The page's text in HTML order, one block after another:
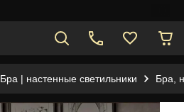
Бра | настенные светильники Бра,